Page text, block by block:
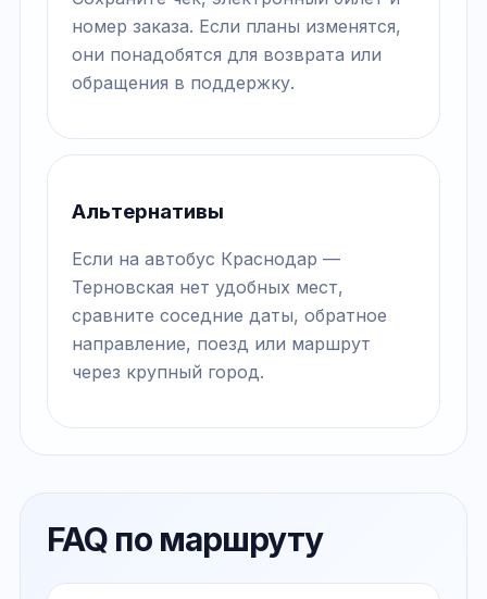
номер заказа. Если планы изменятся,
они понадобятся для возврата или
обращения в поддержку.
Альтернативы
Если на автобус Краснодар —
Терновская нет удобных мест,
сравните соседние даты, обратное
направление, поезд или маршрут
через крупный город.
FAQ по маршруту